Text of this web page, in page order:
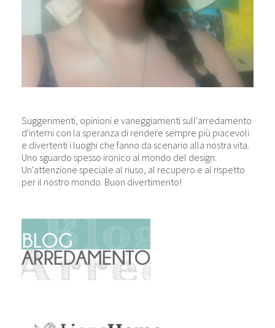
Suggerimenti, opinioni e vaneggiamenti sull'arredamento
d'interni con la speranza di rendere sempre più piacevoli
e divertenti i luoghi che fanno da scenario alla nostra vita.
Uno sguardo spesso ironico al mondo del design.
Un'attenzione speciale al riuso, al recupero e al rispetto
per il nostro mondo. Buon divertimento!